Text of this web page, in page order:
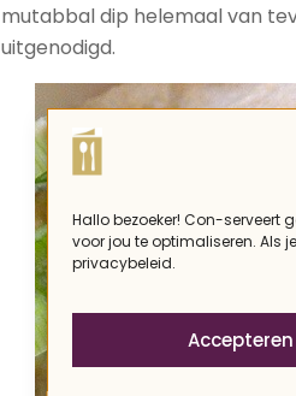
Hallo bezoeker! Con-serveert
voor jou te optimaliseren. Als
privacybeleid.
Accepteren
mutabbal dip helemaal van
uitgenodigd.